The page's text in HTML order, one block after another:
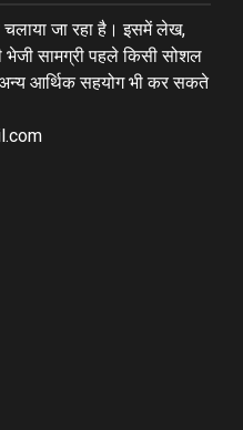
चलाया जा रहा है। इसमें लेख,
सामग्री पहले किसी सोशल
अन्य आर्थिक सहयोग भी कर सकते